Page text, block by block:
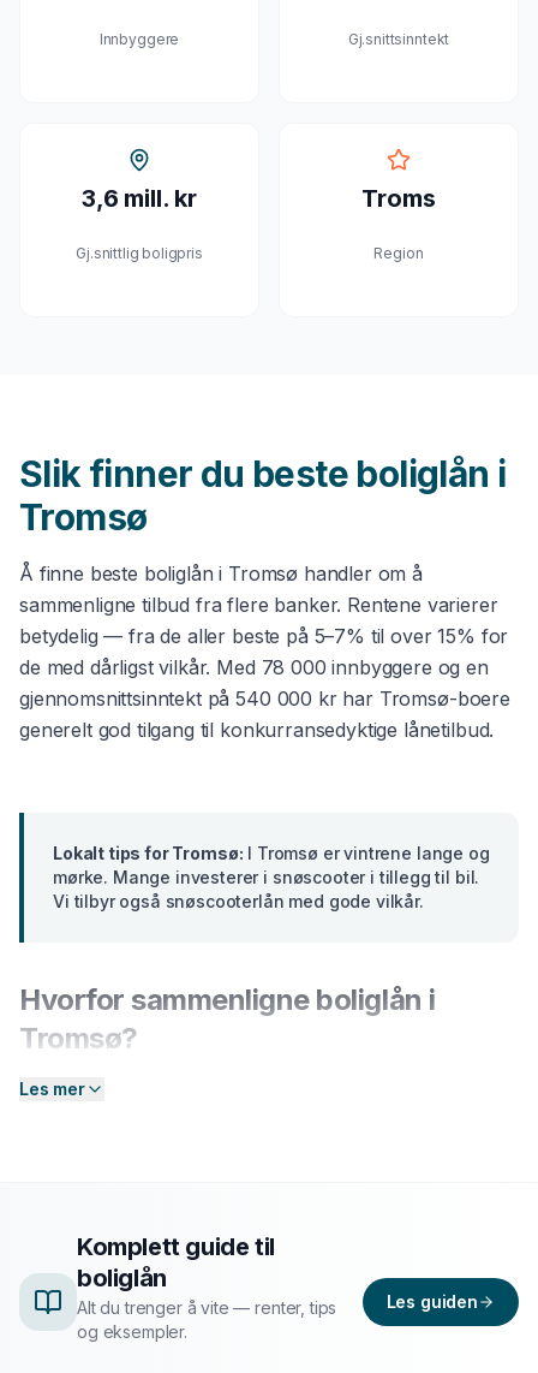
Innbyggere Gj.snittsinntekt
3,6 mill. kr
Gj.snittlig boligpris
Troms
Region
Slik finner du beste boliglån i
Tromsø
Å finne beste boliglån i Tromsø handler om å
sammenligne tilbud fra flere banker. Rentene varierer
betydelig — fra de aller beste på 5–7% til over 15% for
de med dårligst vilkår. Med 78 000 innbyggere og en
gjennomsnittsinntekt på540 000 krhar Tromsø-boere
generelt god tilgang til konkurransedyktige lånetilbud.
Lokalt tips forTromsø: I Tromsø er vintrene lange og
mørke. Mange investerer i snøscooter i tillegg til bil.
Vi tilbyr også snøscooterlån med gode vilkår.
Hvorfor sammenligne boliglån i
Tromsø?
Slik fungerer prosessen
Les mer
Komplett guide til
boliglån
Alt du trenger å vite — renter, tips
og eksempler.
Les guiden